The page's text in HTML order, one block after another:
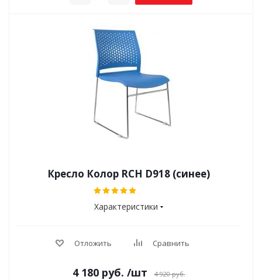
Кресло Колор RCH D918 (синее)
Характеристики
Отложить Сравнить
4 180руб. /шт 4 920руб.